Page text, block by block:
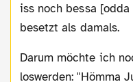
iss noch bessa
besetzt als damals.
Darum möchte ich nochma watt anne Mannschaft
loswerden: "Hömma